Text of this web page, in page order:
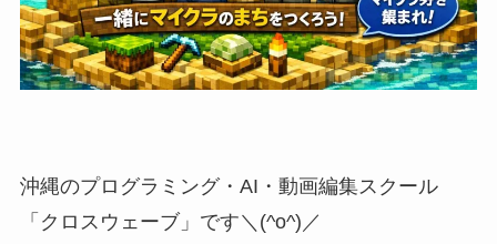
沖縄のプログラミング・AI・動画編集スクール
「クロスウェーブ」です＼(^o^)／